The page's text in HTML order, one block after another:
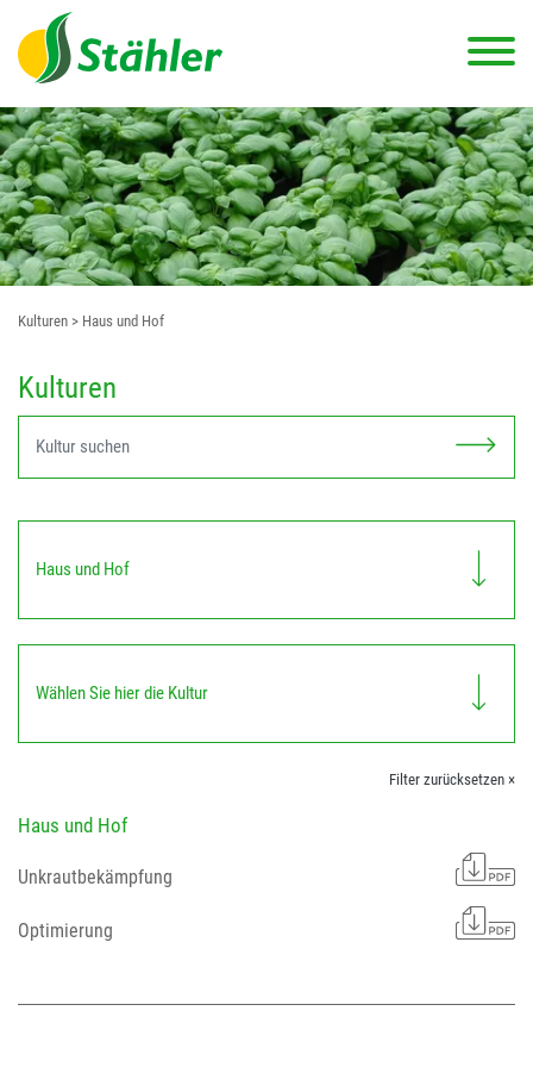
Kulturen > Haus und Hof
Kulturen
Haus und Hof
Wählen Sie hier die Kultur
Filter zurücksetzen ×
Haus und Hof
Unkrautbekämpfung
Optimierung